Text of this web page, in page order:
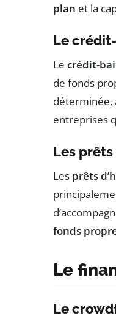
plan et la
Le
Le crédit-
de fonds
déterminée,
entreprises
Les prêts
Les prêts
fonds
Le
Le